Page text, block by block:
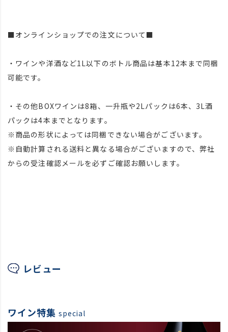
■オンラインショップでの注文について■
・ワインや洋酒など1L以下のボトル商品は基本12本まで同梱
可能です。
・その他BOXワインは8箱、一升瓶や2Lパックは6本、3L酒
パックは4本までとなります。
※商品の形状によっては同梱できない場合がございます。
※自動計算される送料と異なる場合がございますので、弊社
からの受注確認メールを必ずご確認お願いします。
レビュー
ワイン特集 special